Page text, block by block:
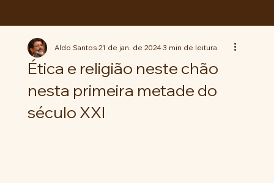
Ética e religião neste chão
nesta primeira metade do
século XXI
Aldo Santos21 de jan. de 20243 min de leitura